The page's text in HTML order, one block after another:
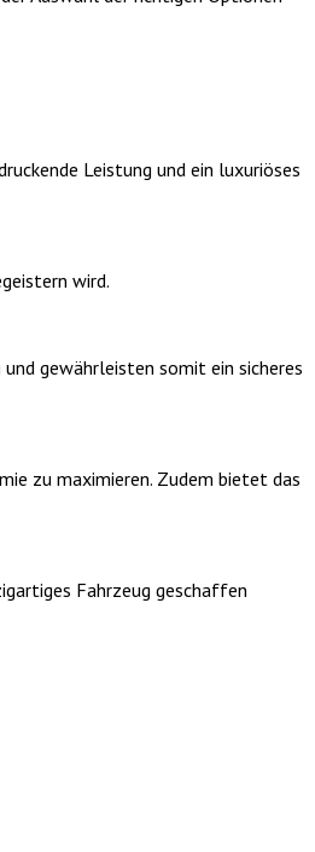
Leistung und ein luxuriöses
wird.
gewährleisten somit ein sicheres
zu maximieren. Zudem bietet das
Fahrzeug geschaffen